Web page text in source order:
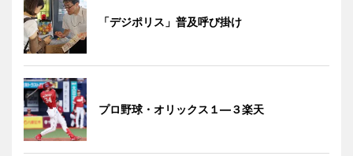
「デジポリス」普及呼び掛け
プロ野球・オリックス１―３楽天